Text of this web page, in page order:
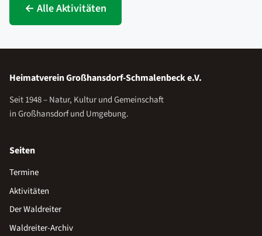
← Alle Aktivitäten
Heimatverein Großhansdorf-Schmalenbeck e.V.
Seit 1948 – Natur, Kultur und Gemeinschaft
in Großhansdorf und Umgebung.
Seiten
Termine
Aktivitäten
Der Waldreiter
Waldreiter-Archiv